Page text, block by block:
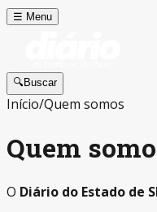
☰ Menu
🔍Buscar
Início/Quem somos
Quem
O Diário do Estado de